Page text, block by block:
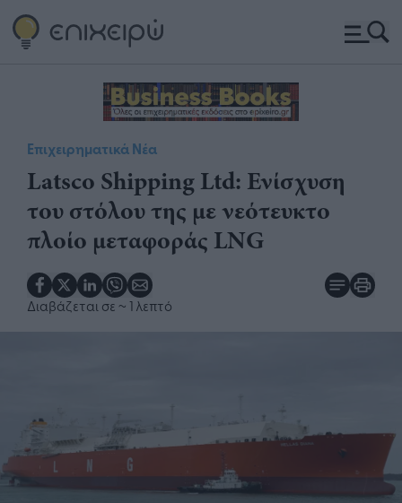
Επιχειρηματικά Νέα
​Latsco Shipping Ltd: Ενίσχυση
του στόλου της με νεότευκτο
πλοίο μεταφοράς LNG​​
Διαβάζεται σε ~ 1 λεπτό